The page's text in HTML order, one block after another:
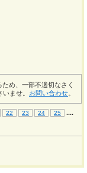
め、一部不適切なさく
ませ。 お問い合わせ
22 23 24 25 ....